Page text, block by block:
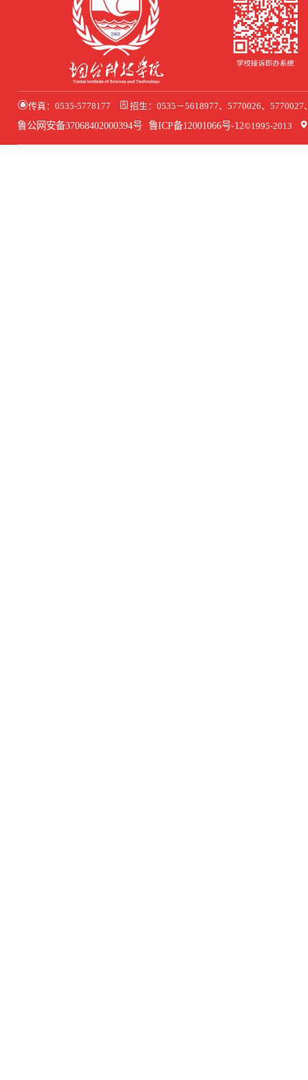
传真：0535-5778177 招生：0535－5618977、5770026、
鲁公网安备37068402000394号 鲁ICP备12001066号-12©1995-2013